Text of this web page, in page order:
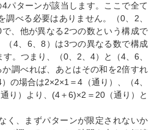
4パターンが該当します。ここで全て
調べる必要はありません。（0、2、
、他が異なる2つの数という構成で
（4、6、8）は3つの異なる数で構成
。つまり、（0、2、4）と（4、6、
調べれば、あとはその和を2倍すれ
の場合は2×2×1＝4（通り）、（4、
り）より、(4＋6)×2＝20（通り）と
く、まずパターンが限定されないか